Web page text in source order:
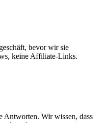
bevor wir sie
keine Affiliate-Links.
Antworten. Wir wissen, dass